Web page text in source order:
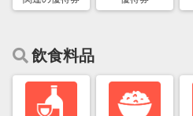
飲食料品